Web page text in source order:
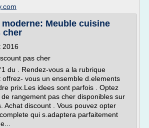
moderne: Meuble cuisine
cher
2016
pas cher
du . Rendez-vous a la rubrique
offrez- vous un ensemble d.elements
prix.Les idees sont parfois . Optez
rangement pas cher disponibles sur
Achat discount . Vous pouvez opter
qui s.adaptera parfaitement